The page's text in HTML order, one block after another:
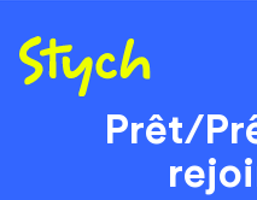
Prêt/